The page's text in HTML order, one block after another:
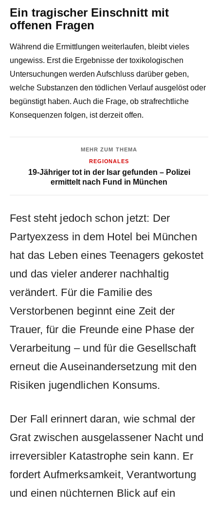
Ein tragischer Einschnitt mit
offenen Fragen
Während die Ermittlungen weiterlaufen, bleibt vieles
ungewiss. Erst die Ergebnisse der toxikologischen
Untersuchungen werden Aufschluss darüber geben,
welche Substanzen den tödlichen Verlauf ausgelöst oder
begünstigt haben. Auch die Frage, ob strafrechtliche
Konsequenzen folgen, ist derzeit offen.
MEHR ZUM THEMA
REGIONALES
19-Jähriger tot in der Isar gefunden – Polizei
ermittelt nach Fund in München
Fest steht jedoch schon jetzt: Der
Partyexzess in dem Hotel bei München
hat das Leben eines Teenagers gekostet
und das vieler anderer nachhaltig
verändert. Für die Familie des
Verstorbenen beginnt eine Zeit der
Trauer, für die Freunde eine Phase der
Verarbeitung – und für die Gesellschaft
erneut die Auseinandersetzung mit den
Risiken jugendlichen Konsums.
Der Fall erinnert daran, wie schmal der
Grat zwischen ausgelassener Nacht und
irreversibler Katastrophe sein kann. Er
fordert Aufmerksamkeit, Verantwortung
und einen nüchternen Blick auf ein